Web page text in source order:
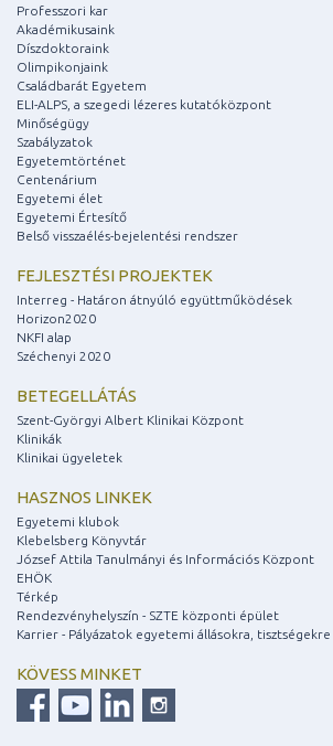
Professzori kar
Akadémikusaink
Díszdoktoraink
Olimpikonjaink
Családbarát Egyetem
ELI-ALPS, a szegedi lézeres kutatóközpont
Minőségügy
Szabályzatok
Egyetemtörténet
Centenárium
Egyetemi élet
Egyetemi Értesítő
Belső visszaélés-bejelentési rendszer
FEJLESZTÉSI PROJEKTEK
Interreg - Határon átnyúló együttműködések
Horizon2020
NKFI alap
Széchenyi 2020
BETEGELLÁTÁS
Szent-Györgyi Albert Klinikai Központ
Klinikák
Klinikai ügyeletek
HASZNOS LINKEK
Egyetemi klubok
Klebelsberg Könyvtár
József Attila Tanulmányi és Információs Központ
EHÖK
Térkép
Rendezvényhelyszín - SZTE központi épület
Karrier - Pályázatok egyetemi állásokra, tisztségekre
KÖVESS MINKET